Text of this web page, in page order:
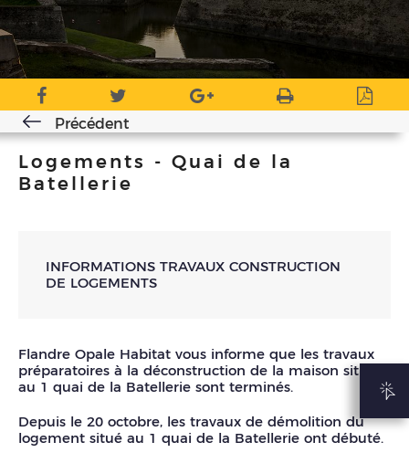
Précédent
Logements - Quai de la
Batellerie
INFORMATIONS TRAVAUX CONSTRUCTION
DE LOGEMENTS
Flandre Opale Habitat vous informe que les travaux
préparatoires à la déconstruction de la maison située
au 1 quai de la Batellerie sont terminés.
Depuis le 20 octobre, les travaux de démolition du
logement situé au 1 quai de la Batellerie ont débuté.